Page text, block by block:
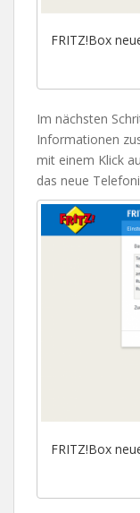
FRITZ!Box
Im nächsten
Informationen
mit einem Klick
das neue
FRITZ!Box